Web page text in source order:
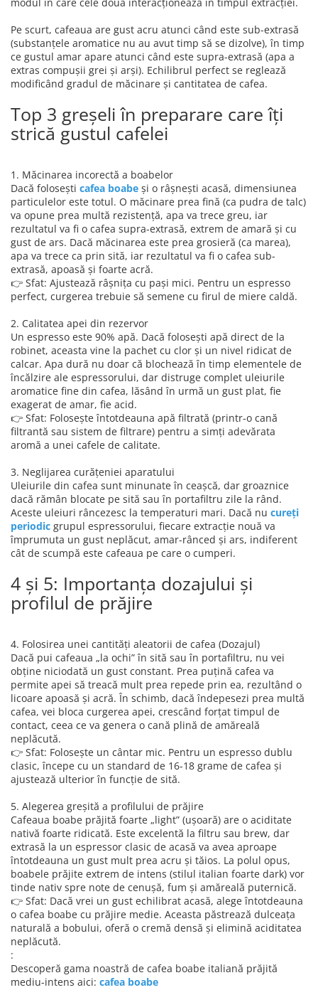
modul în care cele două interacționează în timpul extracției.
Pe scurt, cafeaua are gust acru atunci când este sub-extrasă
(substanțele aromatice nu au avut timp să se dizolve), în timp
ce gustul amar apare atunci când este supra-extrasă (apa a
extras compușii grei și arși). Echilibrul perfect se reglează
modificând gradul de măcinare și cantitatea de cafea.
Top 3 greșeli în preparare care îți
strică gustul cafelei
1. Măcinarea incorectă a boabelor
Dacă folosești cafea boabe și o râșnești acasă, dimensiunea
particulelor este totul. O măcinare prea fină (ca pudra de talc)
va opune prea multă rezistență, apa va trece greu, iar
rezultatul va fi o cafea supra-extrasă, extrem de amară și cu
gust de ars. Dacă măcinarea este prea grosieră (ca marea),
apa va trece ca prin sită, iar rezultatul va fi o cafea sub-
extrasă, apoasă și foarte acră.
👉 Sfat: Ajustează râșnița cu pași mici. Pentru un espresso
perfect, curgerea trebuie să semene cu firul de miere caldă.
2. Calitatea apei din rezervor
Un espresso este 90% apă. Dacă folosești apă direct de la
robinet, aceasta vine la pachet cu clor și un nivel ridicat de
calcar. Apa dură nu doar că blochează în timp elementele de
încălzire ale espressorului, dar distruge complet uleiurile
aromatice fine din cafea, lăsând în urmă un gust plat, fie
exagerat de amar, fie acid.
👉 Sfat: Folosește întotdeauna apă filtrată (printr-o cană
filtrantă sau sistem de filtrare) pentru a simți adevărata
aromă a unei cafele de calitate.
3. Neglijarea curățeniei aparatului
Uleiurile din cafea sunt minunate în ceașcă, dar groaznice
dacă rămân blocate pe sită sau în portafiltru zile la rând.
Aceste uleiuri râncezesc la temperaturi mari. Dacă nu cureți
periodic grupul espressorului, fiecare extracție nouă va
împrumuta un gust neplăcut, amar-rânced și ars, indiferent
cât de scumpă este cafeaua pe care o cumperi.
4 și 5: Importanța dozajului și
profilul de prăjire
4. Folosirea unei cantități aleatorii de cafea (Dozajul)
Dacă pui cafeaua „la ochi” în sită sau în portafiltru, nu vei
obține niciodată un gust constant. Prea puțină cafea va
permite apei să treacă mult prea repede prin ea, rezultând o
licoare apoasă și acră. În schimb, dacă îndepesezi prea multă
cafea, vei bloca curgerea apei, crescând forțat timpul de
contact, ceea ce va genera o cană plină de amăreală
neplăcută.
👉 Sfat: Folosește un cântar mic. Pentru un espresso dublu
clasic, începe cu un standard de 16-18 grame de cafea și
ajustează ulterior în funcție de sită.
5. Alegerea greșită a profilului de prăjire
Cafeaua boabe prăjită foarte „light” (ușoară) are o aciditate
nativă foarte ridicată. Este excelentă la filtru sau brew, dar
extrasă la un espressor clasic de acasă va avea aproape
întotdeauna un gust mult prea acru și tăios. La polul opus,
boabele prăjite extrem de intens (stilul italian foarte dark) vor
tinde nativ spre note de cenușă, fum și amăreală puternică.
👉 Sfat: Dacă vrei un gust echilibrat acasă, alege întotdeauna
o cafea boabe cu prăjire medie. Aceasta păstrează dulceața
naturală a bobului, oferă o cremă densă și elimină aciditatea
neplăcută.
:
Descoperă gama noastră de cafea boabe italiană prăjită
mediu-intens aici: cafea boabe